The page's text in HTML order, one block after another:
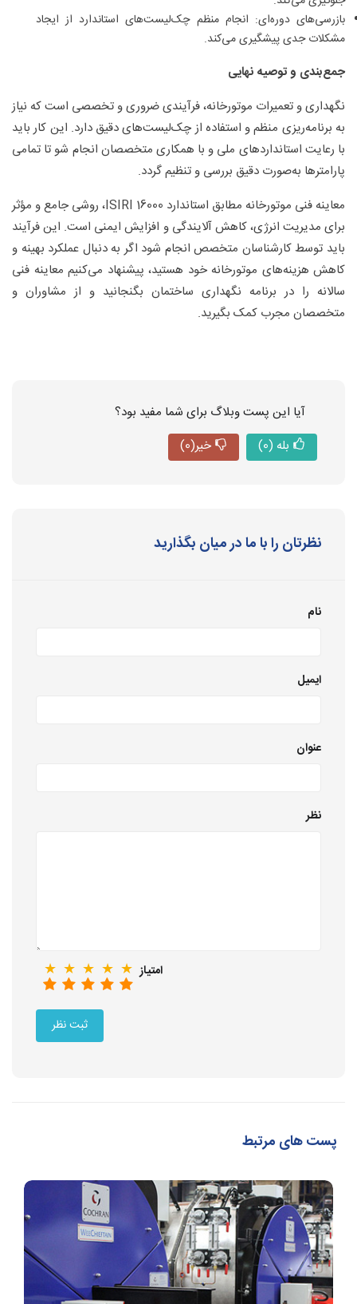
بازرسی‌های دوره‌ای: انجام منظم چک‌لیست‌های استاندارد از ایجاد
مشکلات جدی پیشگیری می‌کند.
جمع‌بندی و توصیه نهایی
نگهداری و تعمیرات موتورخانه، فرآیندی ضروری و تخصصی است که نیاز
به برنامه‌ریزی منظم و استفاده از چک‌لیست‌های دقیق دارد. این کار باید
با رعایت استانداردهای ملی و با همکاری متخصصان انجام شو تا تمامی
پارامترها به‌صورت دقیق بررسی و تنظیم گردد.
معاینه فنی موتورخانه مطابق استاندارد ISIRI 16000، روشی جامع و مؤثر
برای مدیریت انرژی، کاهش آلایندگی و افزایش ایمنی است. این فرآیند
باید توسط کارشناسان متخصص انجام شود اگر به دنبال عملکرد بهینه و
کاهش هزینه‌های موتورخانه خود هستید، پیشنهاد می‌کنیم معاینه فنی
سالانه را در برنامه نگهداری ساختمان بگنجانید و از مشاوران و
متخصصان مجرب کمک بگیرید.
آیا این پست وبلاگ برای شما مفید بود؟
بله (0) خیر(0)
نظرتان را با ما در میان بگذارید
نام
ایمیل
عنوان
نظر
امتیاز ★ ★ ★ ★ ★
پست های مرتبط